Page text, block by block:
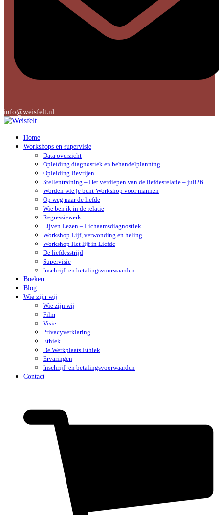
info@weisfelt.nl
Home
Workshops en supervisie
Data overzicht
Opleiding diagnostiek en behandelplanning
Opleiding Bevrijen
Stellentraining – Het verdiepen van de liefdesrelatie – juli26
Worden wie je bent-Workshop voor mannen
Op weg naar de liefde
Wie ben ik in de relatie
Regressiewerk
Lijven Lezen – Lichaamsdiagnostiek
Workshop Lijf, verwonding en heling
Workshop Het lijf in Liefde
De liefdesstrijd
Supervisie
Inschrijf- en betalingsvoorwaarden
Boeken
Blog
Wie zijn wij
Wie zijn wij
Film
Visie
Privacyverklaring
Ethiek
De Werkplaats Ethiek
Ervaringen
Inschrijf- en betalingsvoorwaarden
Contact